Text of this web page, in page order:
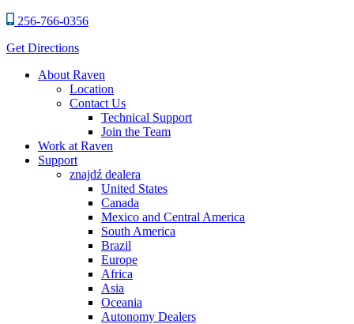
256-766-0356
Get Directions
About Raven
Location
Contact Us
Technical Support
Join the Team
Work at Raven
Support
znajdź dealera
United States
Canada
Mexico and Central America
South America
Brazil
Europe
Africa
Asia
Oceania
Autonomy Dealers